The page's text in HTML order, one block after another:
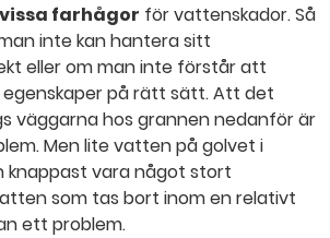
farhågor för vattenskador. Så
inte kan hantera sitt
eller om man inte förstår att
på rätt sätt. Att det
väggarna hos grannen nedanför är
Men lite vatten på golvet i
knappast vara något stort
som tas bort inom en relativt
ett problem.